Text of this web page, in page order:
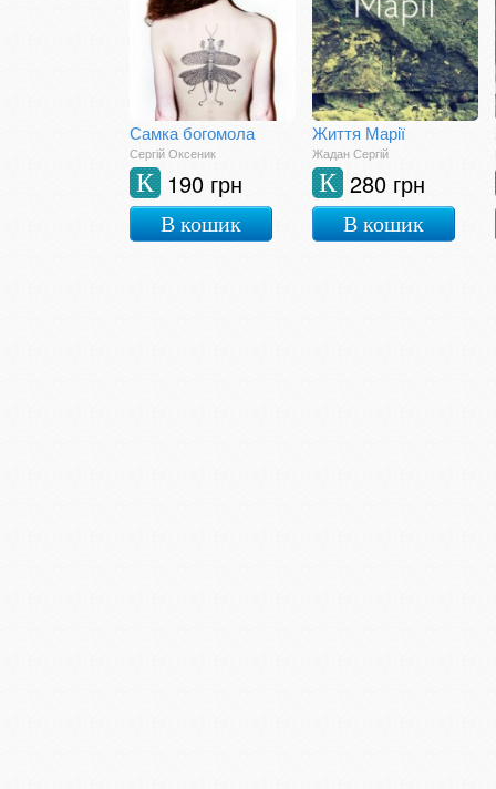
Самка богомола
Сергій Оксеник
190 грн
К
В кошик
Життя Марії
Жадан Сергій
280 грн
К
В кошик